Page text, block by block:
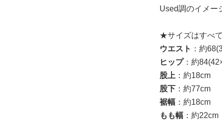
Used調のイメー
★サイズはすべ
ウエスト ：約
ヒップ：約
股上 ：約18cm
股下 ：約77cm
裾幅 ：約18cm
もも幅 ：約22cm